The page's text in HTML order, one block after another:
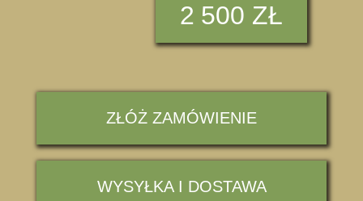
2 500 ZŁ
ZŁÓŻ ZAMÓWIENIE
WYSYŁKA I DOSTAWA